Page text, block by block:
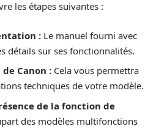
les étapes suivantes :
: Le manuel fourni avec
détails sur ses fonctionnalités.
Canon : Cela vous permettra
techniques de votre modèle.
de la fonction de
des modèles multifonctions